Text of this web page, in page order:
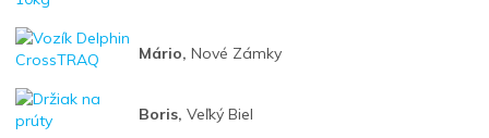
Mário, Nové Zámky
Boris, Veľký Biel